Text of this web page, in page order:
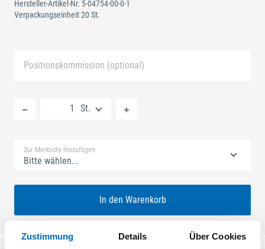
Zustimmung Details Über Cookies
Hersteller-Artikel-Nr. 5-04754-00-0-1
Verpackungseinheit 20 St.
Positionskommission (optional)
St.
Zur Merkliste hinzufügen
Bitte wählen...
In den Warenkorb